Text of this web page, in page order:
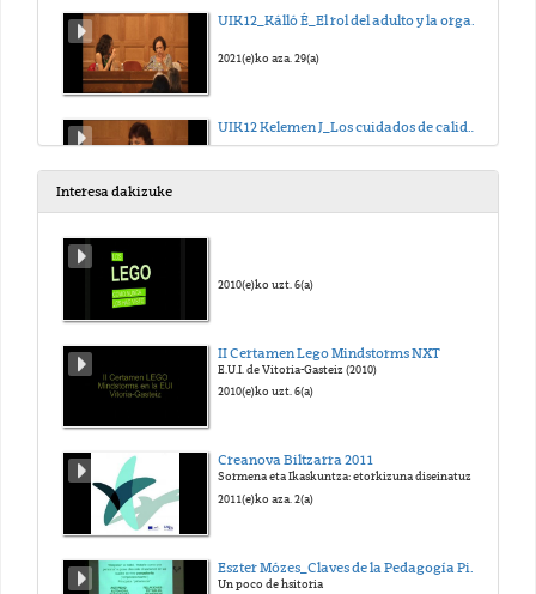
2021(e)ko aza. 29(a)
UIK12 Kelemen J_Los cuidados de calidad en 0-3
Interesa dakizuke
2010(e)ko uzt. 6(a)
II Certamen Lego Mindstorms NXT
E.U.I. de Vitoria-Gasteiz (2010)
2010(e)ko uzt. 6(a)
Creanova Biltzarra 2011
Sormena eta Ikaskuntza: etorkizuna diseinatuz
2011(e)ko aza. 2(a)
Un poco de hsitoria